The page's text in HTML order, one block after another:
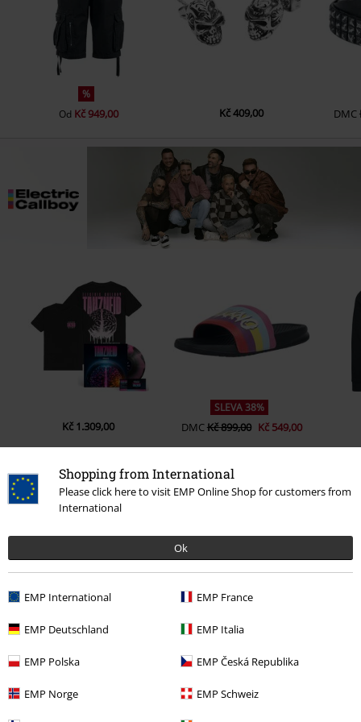
Shopping from International
Please click here to visit EMP Online Shop for customers from
International
Ok
EMP International EMP France
EMP Deutschland EMP Italia
EMP Polska EMP Česká Republika
EMP Norge EMP Schweiz
%
Od Kč 949,00 Kč 409,00 DMC
Kč 1.309,00
SLEVA 38%
DMCKč 899,00 Kč 549,00
0 Hodnocení
Podělte se o váš názor "EMP Signature Collection".
Napsat hodnocení